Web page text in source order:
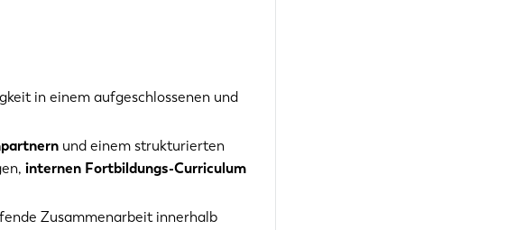
in einem aufgeschlossenen und
und einem strukturierten
internen Fortbildungs-Curriculum
Zusammenarbeit innerhalb